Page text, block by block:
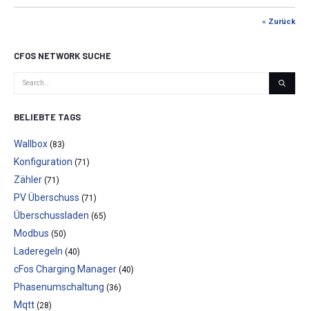
« Zurück
CFOS NETWORK SUCHE
BELIEBTE TAGS
Wallbox (83)
Konfiguration (71)
Zähler (71)
PV Überschuss (71)
Überschussladen (65)
Modbus (50)
Laderegeln (40)
cFos Charging Manager (40)
Phasenumschaltung (36)
Mqtt (28)